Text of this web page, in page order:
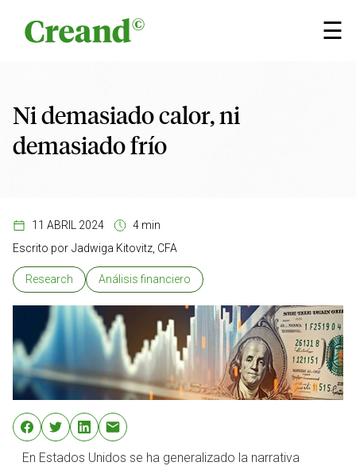
☰
×
Ni demasiado calor, ni
demasiado frío
11 ABRIL 2024
4 min
Escrito por Jadwiga Kitovitz, CFA
Research Análisis financiero
En Estados Unidos se ha generalizado la narrativa